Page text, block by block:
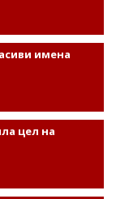
имена
цел на